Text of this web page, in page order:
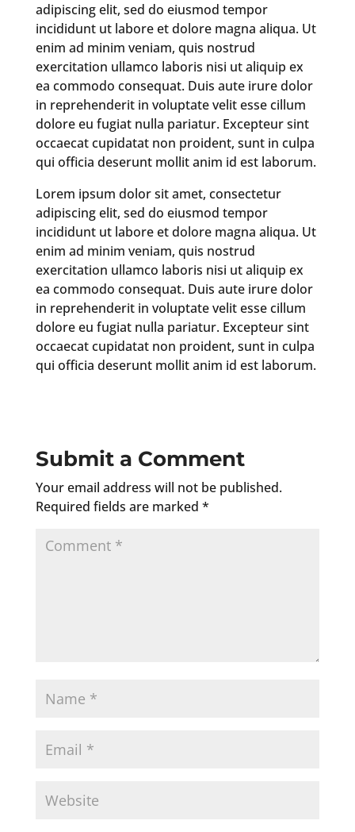
adipiscing elit, sed do eiusmod tempor
incididunt ut labore et dolore magna aliqua. Ut
enim ad minim veniam, quis nostrud
exercitation ullamco laboris nisi ut aliquip ex
ea commodo consequat. Duis aute irure dolor
in reprehenderit in voluptate velit esse cillum
dolore eu fugiat nulla pariatur. Excepteur sint
occaecat cupidatat non proident, sunt in culpa
qui officia deserunt mollit anim id est laborum.
Lorem ipsum dolor sit amet, consectetur
adipiscing elit, sed do eiusmod tempor
incididunt ut labore et dolore magna aliqua. Ut
enim ad minim veniam, quis nostrud
exercitation ullamco laboris nisi ut aliquip ex
ea commodo consequat. Duis aute irure dolor
in reprehenderit in voluptate velit esse cillum
dolore eu fugiat nulla pariatur. Excepteur sint
occaecat cupidatat non proident, sunt in culpa
qui officia deserunt mollit anim id est laborum.
Submit a Comment
Your email address will not be published.
Required fields are marked *